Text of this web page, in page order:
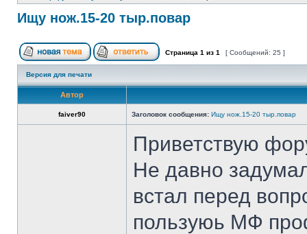
Ищу нож.15-20 тыр.повар
Страница 1 из 1 [ Сообщений: 25 ]
Версия для печати
Автор
faiver90 Заголовок сообщения: Ищу нож.15-20 тыр.повар
Приветствую
Не давно
встал перед
пользуюь МФ